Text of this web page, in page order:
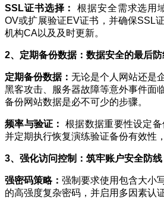
SSL证书选择：
根据安全需求选用
OV或扩展验证EV证书，并确保SSL
机构CA以及及时更新。
2、定期备份数据：数据安全的最后防
定期备份数据： 无论是个人网站还是
黑客攻击、服务器故障等意外事件面
备份网站数据是必不可少的步骤。
频率与验证：
根据数据重要性设定备
并定期执行恢复演练验证备份有效性
3、强化访问控制：筑牢账户安全防线
强密码策略： 强制要求使用包含大小
的高强度复杂密码，并启用多因素认